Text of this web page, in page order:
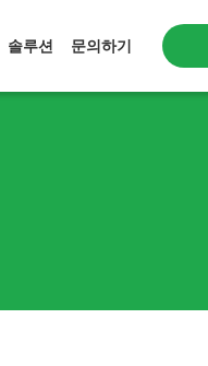
솔루션 문의하기